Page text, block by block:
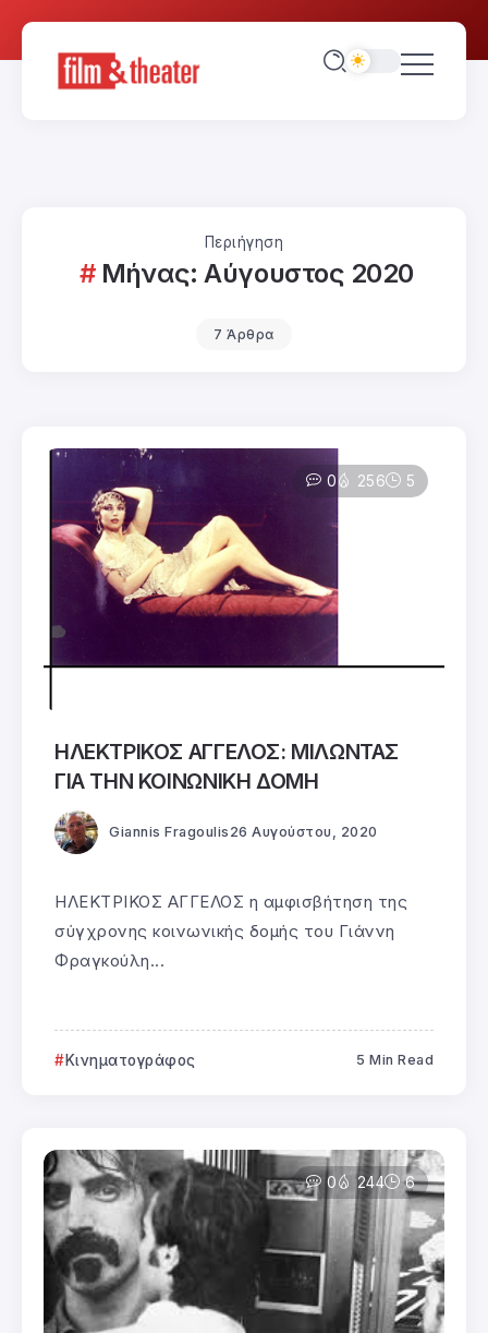
Περιήγηση
Μήνας:Αύγουστος 2020
7 Άρθρα
0 256 5
ΗΛΕΚΤΡΙΚΟΣ ΑΓΓΕΛΟΣ: ΜΙΛΩΝΤΑΣ
ΓΙΑ ΤΗΝ ΚΟΙΝΩΝΙΚΗ ΔΟΜΗ
Giannis Fragoulis 26 Αυγούστου, 2020
ΗΛΕΚΤΡΙΚΟΣ ΑΓΓΕΛΟΣ η αμφισβήτηση της
σύγχρονης κοινωνικής δομής του Γιάννη
Φραγκούλη...
Κινηματογράφος 5 Min Read
0 244 6